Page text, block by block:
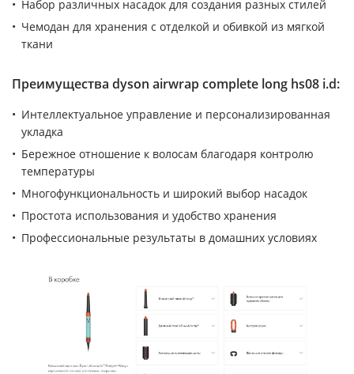
Набор различных насадок для создания разных стилей
Чемодан для хранения с отделкой и обивкой из мягкой
ткани
Преимущества dyson airwrap complete long hs08 i.d:
Интеллектуальное управление и персонализированная
укладка
Бережное отношение к волосам благодаря контролю
температуры
Многофункциональность и широкий выбор насадок
Простота использования и удобство хранения
Профессиональные результаты в домашних условиях